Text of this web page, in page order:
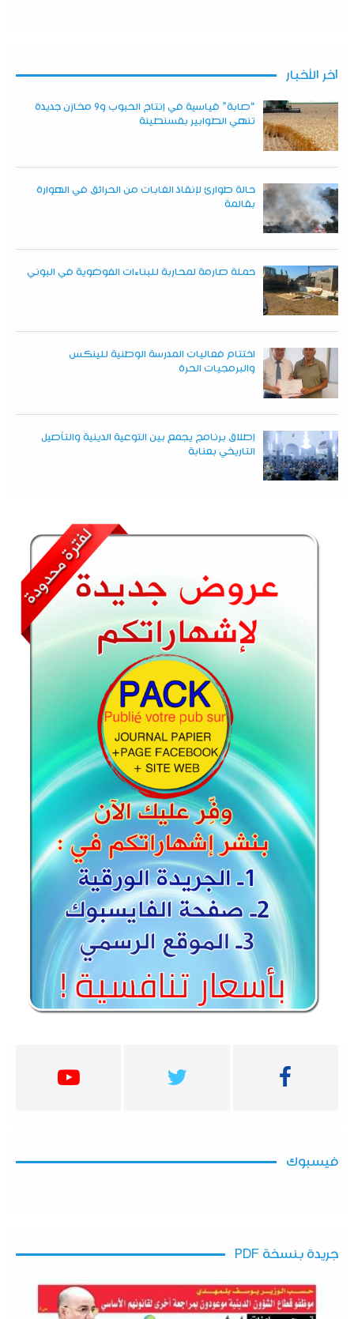
آخر الأخبار
“صابة” قياسية في إنتاج الحبوب و9 مخازن جديدة
تنهي الطوابير بقسنطينة
حالة طوارئ لإنقاذ الغابات من الحرائق في الهوارة
بقالمة
حملة صارمة لمحاربة للبناءات الفوضوية في البوني
اختتام فعاليات المدرسة الوطنية للينكس
والبرمجيات الحرة
إطلاق برنامج يجمع بين التوعية الدينية والتأصيل
التاريخي بعنابة
فيسبوك
جريدة بنسخة PDF